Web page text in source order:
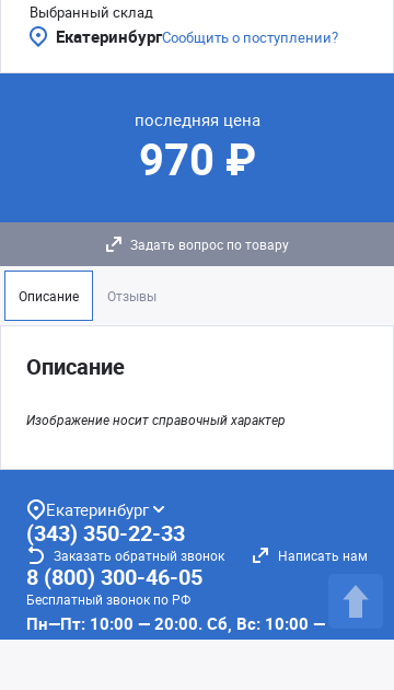
Выбранный склад
ЕкатеринбургСообщить о поступлении?
последняя цена
970 ₽
Задать вопрос по товару
Описание Отзывы
Описание
Изображение носит справочный характер
Екатеринбург
(343) 350-22-33
Заказать обратный звонок Написать нам
8 (800) 300-46-05
Бесплатный звонок по РФ
Пн—Пт: 10:00 — 20:00. Сб, Вс: 10:00 —